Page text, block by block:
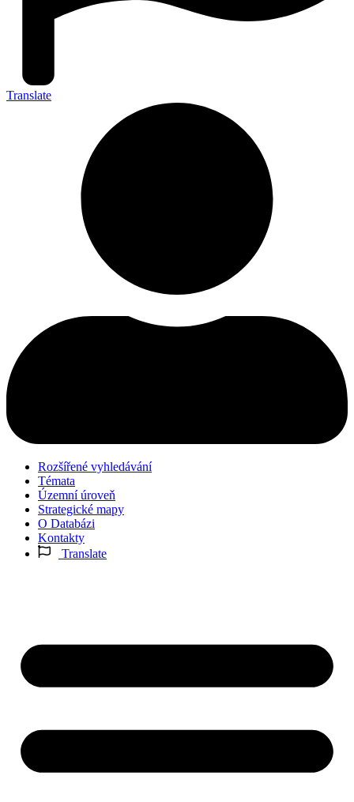
Translate
Rozšířené vyhledávání
Témata
Územní úroveň
Strategické mapy
O Databázi
Kontakty
Translate